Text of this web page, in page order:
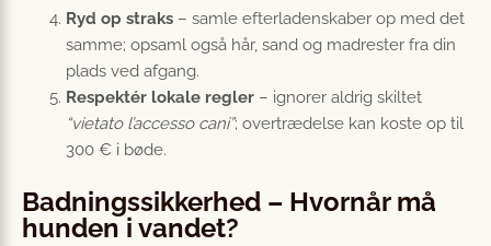
Ryd op straks – samle efterladenskaber op med det
samme; opsaml også hår, sand og madrester fra din
plads ved afgang.
Respektér lokale regler – ignorer aldrig skiltet
“vietato l’accesso cani”; overtrædelse kan koste op til
300 € i bøde.
Badningssikkerhed – Hvornår må
hunden i vandet?